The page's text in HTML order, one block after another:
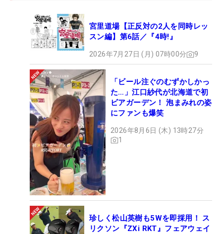
宮里道場【正反対の2人を同時レッ
スン編】第6話／『4時!』
2026年7月27日 (月) 07時00分 9
「ビール注ぐのむずかしかっ
た…」江口紗代が北海道で初
ビアガーデン！ 泡まみれの姿
にファンも爆笑
2026年8月6日 (木) 13時27分
1
珍しく松山英樹も5Wを即採用！ ス
リクソン『ZXi RKT』フェアウェイ